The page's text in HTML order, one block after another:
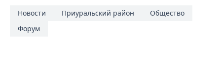
Новости Приуральский район
Общество
Форум